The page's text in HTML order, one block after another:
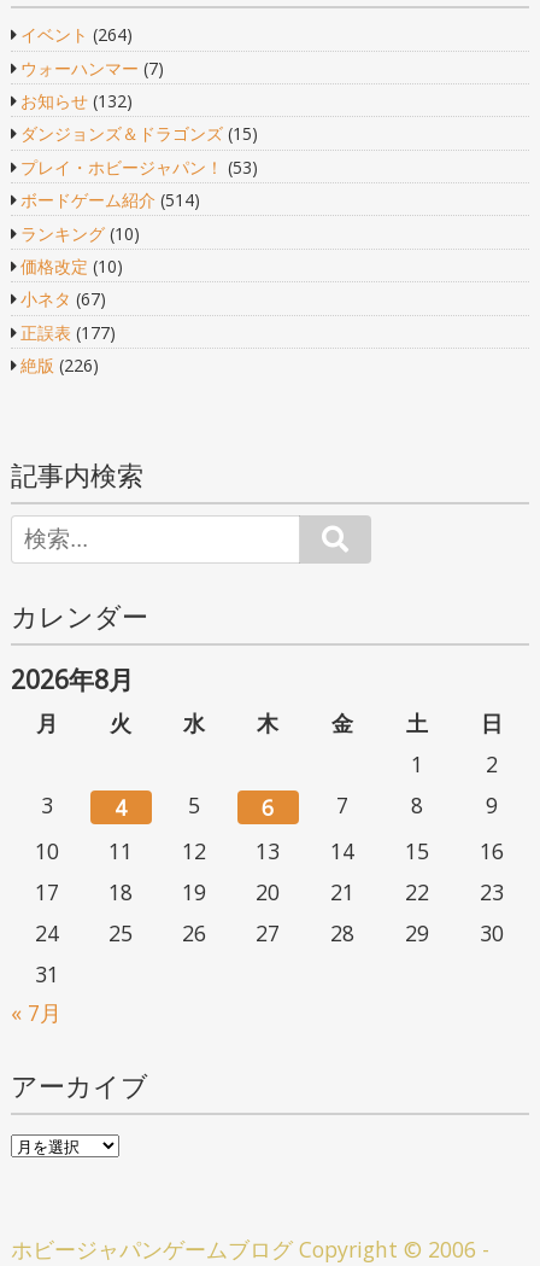
イベント (264)
ウォーハンマー (7)
お知らせ(132)
ダンジョンズ＆ドラゴンズ(15)
プレイ・ホビージャパン！ (53)
ボードゲーム紹介 (514)
ランキング(10)
価格改定 (10)
小ネタ (67)
正誤表 (177)
絶版 (226)
記事内検索
カレンダー
2026年8月
月 火 水 木 金 土
日
1
2
3
4 5 6 7 8
9
10
11 12 13 14 15
16
17
18 19 20 21 22
23
24
25 26 27 28 29
30
31
« 7月
アーカイブ
ア
イ
ホビージャパンゲームブログCopyright © 2006 -